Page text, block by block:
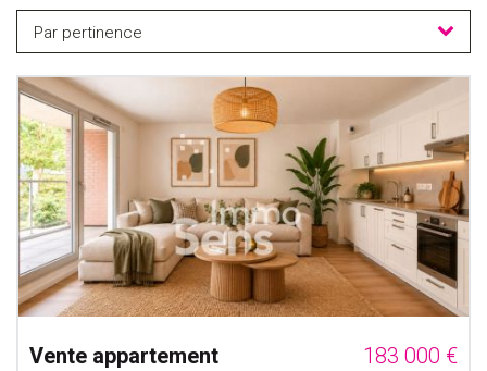
Par pertinence
Vente appartement
183 000 €